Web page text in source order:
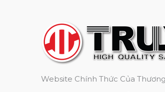
Website Chính Thức Của